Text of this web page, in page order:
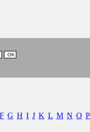
F G H I J K L M N O P